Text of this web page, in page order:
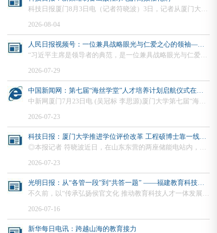
2026-08-04
2026-07-29
2026-07-23
2026-07-23
2026-07-16
新华每日电讯：跨越山海的教育接力